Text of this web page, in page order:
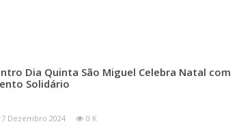
Dia Quinta São Miguel Celebra Natal com
Solidário
Dezembro 2024 0 K